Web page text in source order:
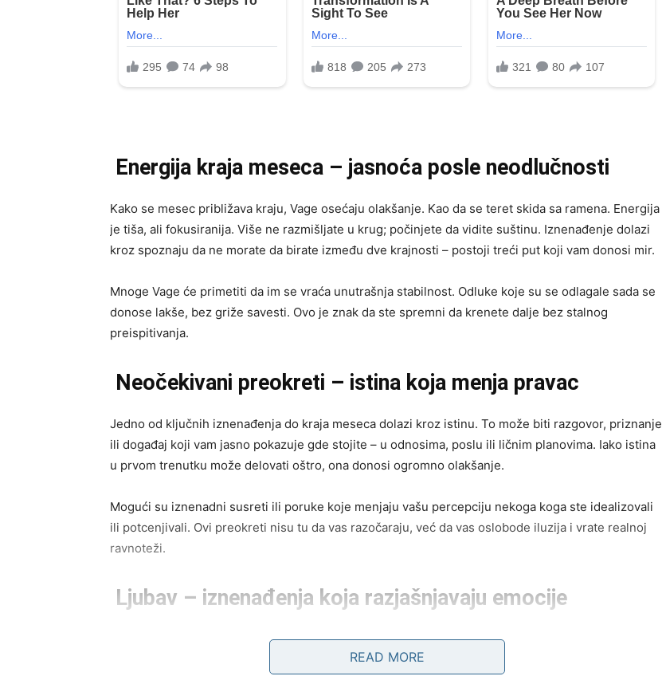
Energija kraja meseca – jasnoća posle neodlučnosti
Kako se mesec približava kraju, Vage osećaju olakšanje. Kao da se teret skidа sa ramena. Energija
je tiša, ali fokusiranija. Više ne razmišljate u krug; počinjete da vidite suštinu. Iznenađenje dolazi
kroz spoznaju da ne morate da birate između dve krajnosti – postoji treći put koji vam donosi mir.
Mnoge Vage će primetiti da im se vraća unutrašnja stabilnost. Odluke koje su se odlagale sada se
donose lakše, bez griže savesti. Ovo je znak da ste spremni da krenete dalje bez stalnog
preispitivanja.
Neočekivani preokreti – istina koja menja pravac
Jedno od ključnih iznenađenja do kraja meseca dolazi kroz istinu. To može biti razgovor, priznanje
ili događaj koji vam jasno pokazuje gde stojite – u odnosima, poslu ili ličnim planovima. Iako istina
u prvom trenutku može delovati oštro, ona donosi ogromno olakšanje.
Mogući su iznenadni susreti ili poruke koje menjaju vašu percepciju nekoga koga ste idealizovali
ili potcenjivali. Ovi preokreti nisu tu da vas razočaraju, već da vas oslobode iluzija i vrate realnoj
ravnoteži.
Ljubav – iznenađenja koja razjašnjavaju emocije
Na emotivnom planu, Vage do kraja meseca doživljavaju iznenađenja koja razotkrivaju prave
namere. Ako ste slobodni, moguće je novo poznanstvo koje dolazi onda kada ste prestali da
READ MORE